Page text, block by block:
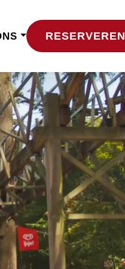
RESERVEREN